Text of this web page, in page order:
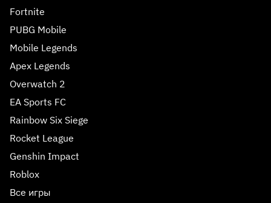
Fortnite
PUBG Mobile
Mobile Legends
Apex Legends
Overwatch 2
EA Sports FC
Rainbow Six Siege
Rocket League
Genshin Impact
Roblox
Все игры